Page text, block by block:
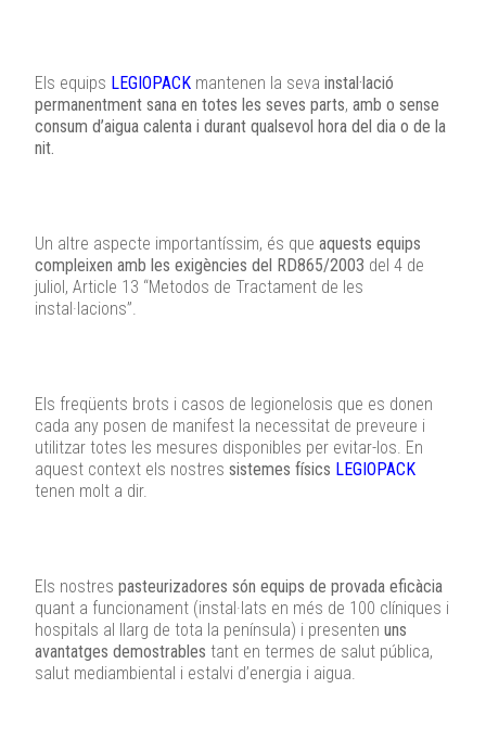
Els equips LEGIOPACK mantenen la seva instal·lació
permanentment sana en totes les seves parts, amb o sense
consum d’aigua calenta i durant qualsevol hora del dia o de la
nit.
Un altre aspecte importantíssim, és que aquests equips
compleixen amb les exigències del RD865/2003 del 4 de
juliol, Article 13 “Metodos de Tractament de les
instal·lacions”.
Els freqüents brots i casos de legionelosis que es donen
cada any posen de manifest la necessitat de preveure i
utilitzar totes les mesures disponibles per evitar-los. En
aquest context els nostres sistemes físics LEGIOPACK
tenen molt a dir.
Els nostres pasteurizadores són equips de provada eficàcia
quant a funcionament (instal·lats en més de 100 clíniques i
hospitals al llarg de tota la península) i presenten uns
avantatges demostrables tant en termes de salut pública,
salut mediambiental i estalvi d’energia i aigua.